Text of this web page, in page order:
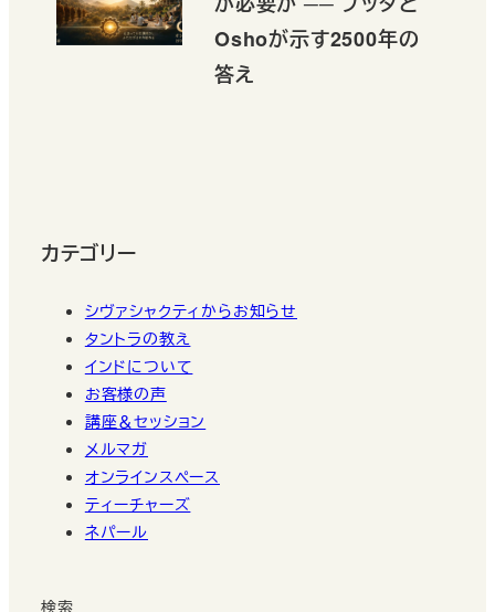
Oshoが示す2500年の
答え
カテゴリー
シヴァシャクティからお知らせ
タントラの教え
インドについて
お客様の声
講座＆セッション
メルマガ
オンラインスペース
ティーチャーズ
ネパール
検索